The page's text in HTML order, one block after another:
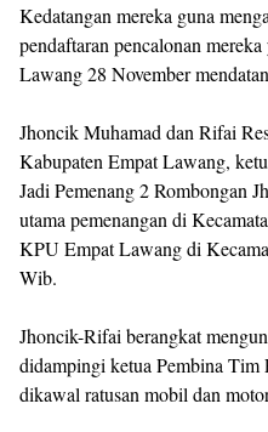
Kedatangan mereka guna
pendaftaran pencalonan
Lawang 28 November
Jhoncik Muhamad dan Rifai
Kabupaten Empat Lawang,
Jadi Pemenang 2 Rombongan
utama pemenangan di
KPU Empat Lawang di
Wib.
Jhoncik-Rifai berangkat
didampingi ketua Pembina Tim
dikawal ratusan mobil dan